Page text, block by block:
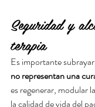
Seguridad y
terapia
Es importante
no representan una
es regenerar, modular
la calidad de vida del